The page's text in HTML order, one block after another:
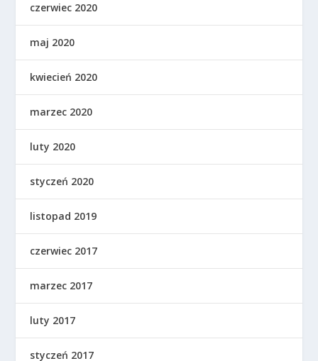
czerwiec 2020
maj 2020
kwiecień 2020
marzec 2020
luty 2020
styczeń 2020
listopad 2019
czerwiec 2017
marzec 2017
luty 2017
styczeń 2017